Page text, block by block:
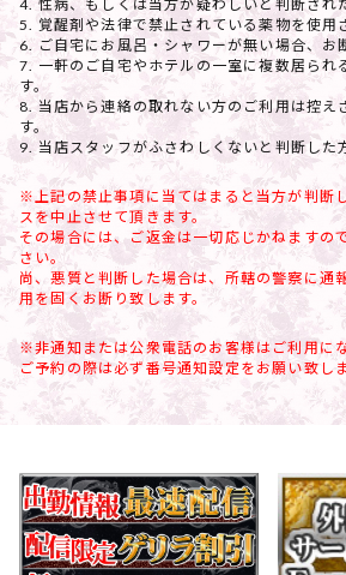
性病、もしくは当方が疑わしいと判断され
覚醒剤や法律で禁止されている薬物を使用
ご自宅にお風呂・シャワーが無い場合、お
一軒のご自宅やホテルの一室に複数居られ
す。
当店から連絡の取れない方のご利用は控え
す。
当店スタッフがふさわしくないと判断した
※上記の禁止事項に当てはまると当方が判断
スを中止させて頂きます。
その場合には、ご返金は一切応じかねますの
さい。
尚、悪質と判断した場合は、所轄の警察に通
用を固くお断り致します。
※非通知または公衆電話のお客様はご利用に
ご予約の際は必ず番号通知設定をお願い致し